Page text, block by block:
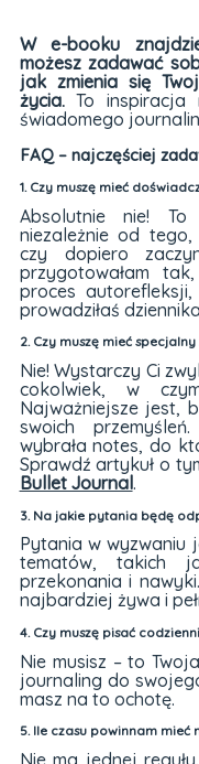
W e-booku
możesz zadawać
jak zmienia się
życia.To inspiracja
świadomego
FAQ – najczęściej
1. Czy muszę mieć
Absolutnie nie!
niezależnie od tego,
czy dopiero
przygotowałam
proces
prowadziłaś
2. Czy muszę mieć
Nie! Wystarczy Ci
cokolwiek, w
Najważniejsze jest,
swoich
wybrała notes, do
Sprawdź artykuł o
Bullet Journal.
3. Na jakie pytania będę
Pytania w wyzwaniu
tematów, takich
przekonania i
najbardziej żywa i
4. Czy muszę pisać
Nie musisz – to
journaling do
masz na to ochotę.
5. Ile czasu powinnam mieć